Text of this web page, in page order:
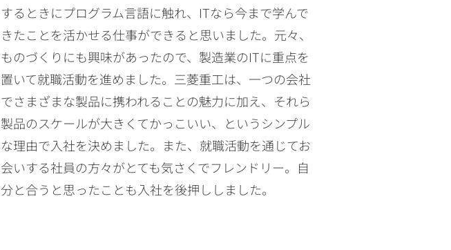
するときにプログラム言語に触れ、ITなら今まで学んで
きたことを活かせる仕事ができると思いました。元々、
ものづくりにも興味があったので、製造業のITに重点を
置いて就職活動を進めました。三菱重工は、一つの会社
でさまざまな製品に携われることの魅力に加え、それら
製品のスケールが大きくてかっこいい、というシンプル
な理由で入社を決めました。また、就職活動を通じてお
会いする社員の方々がとても気さくでフレンドリー。自
分と合うと思ったことも入社を後押ししました。